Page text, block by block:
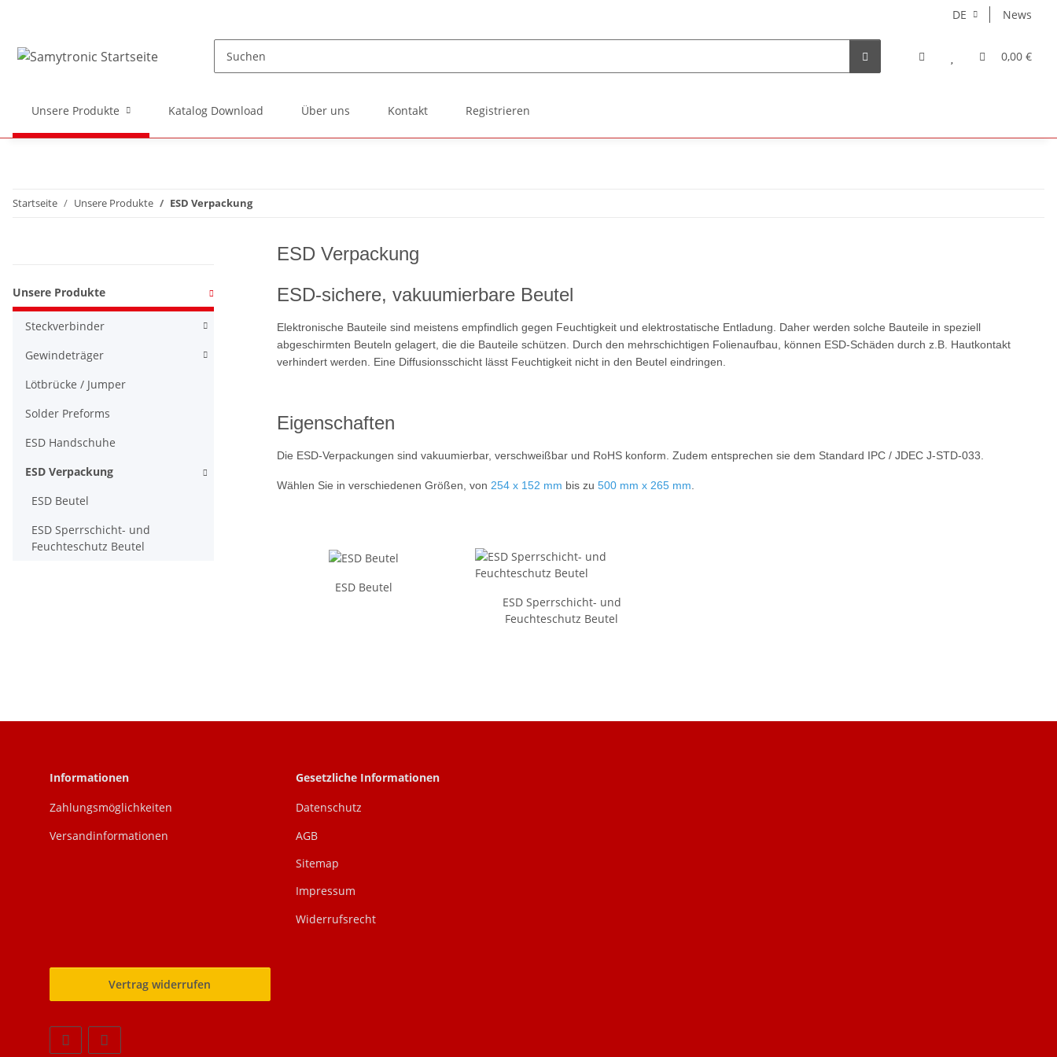
DE News
0,00 €
Unsere Produkte Katalog Download Über uns Kontakt Registrieren
Startseite Unsere Produkte ESD Verpackung
ESD Verpackung
ESD-sichere, vakuumierbare Beutel
Elektronische Bauteile sind meistens empfindlich gegen Feuchtigkeit und elektrostatische Entladung. Daher werden solche Bauteile in speziell
abgeschirmten Beuteln gelagert, die die Bauteile schützen. Durch den mehrschichtigen Folienaufbau, können ESD-Schäden durch z.B. Hautkontakt
verhindert werden. Eine Diffusionsschicht lässt Feuchtigkeit nicht in den Beutel eindringen.
Eigenschaften
Die ESD-Verpackungen sind vakuumierbar, verschweißbar und RoHS konform. Zudem entsprechen sie dem Standard IPC / JDEC J-STD-033.
Wählen Sie in verschiedenen Größen, von 254 x 152 mm bis zu 500 mm x 265 mm
ESD Beutel
ESD Sperrschicht- und
Feuchteschutz Beutel
Unsere Produkte
Steckverbinder
Gewindeträger
Lötbrücke / Jumper
Solder Preforms
ESD Handschuhe
ESD Verpackung
ESD Beutel
ESD Sperrschicht- und
Feuchteschutz Beutel
Informationen
Zahlungsmöglichkeiten
Versandinformationen
Gesetzliche Informationen
Datenschutz
AGB
Sitemap
Impressum
Widerrufsrecht
Vertrag widerrufen